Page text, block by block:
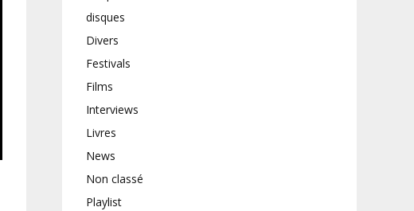
disques
Divers
Festivals
Films
Interviews
Livres
News
Non classé
Playlist